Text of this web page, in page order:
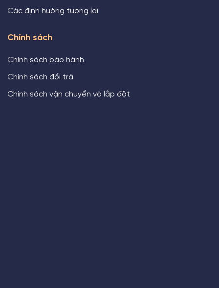
Các định hướng tương lai
Chính sách
Chính sách bảo hành
Chính sách đổi trả
Chính sách vận chuyển và lắp đặt